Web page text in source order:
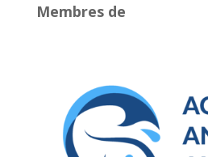
Membres de